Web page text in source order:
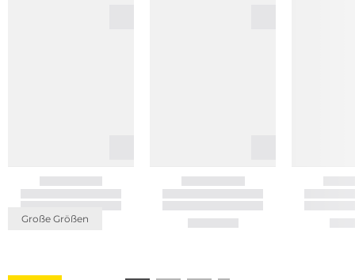
Große Größen